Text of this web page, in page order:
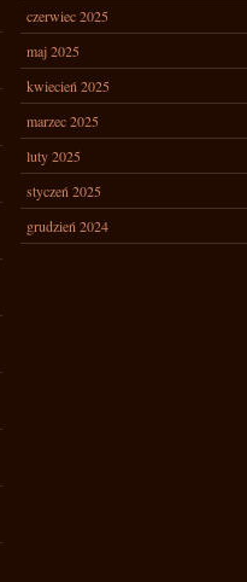
czerwiec 2025
maj 2025
kwiecień 2025
marzec 2025
luty 2025
styczeń 2025
grudzień 2024